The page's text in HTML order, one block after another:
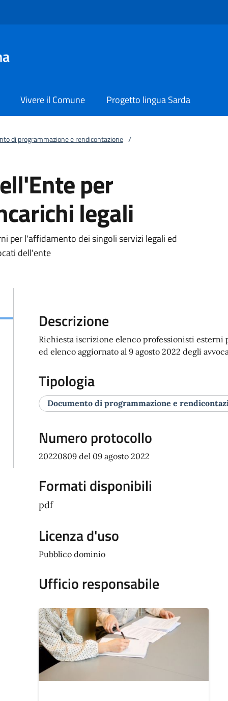
Vivere il Comune Progetto lingua Sarda
di programmazione e rendicontazione /
per
legali
per l'affidamento dei singoli servizi legali ed
dell'ente
Descrizione
Richiesta iscrizione elenco professionisti
ed elenco aggiornato al 9 agosto 2022 degli
Tipologia
Documento di programmazione e
Numero protocollo
20220809 del 09 agosto 2022
Formati disponibili
pdf
Licenza d'uso
Pubblico dominio
Ufficio responsabile